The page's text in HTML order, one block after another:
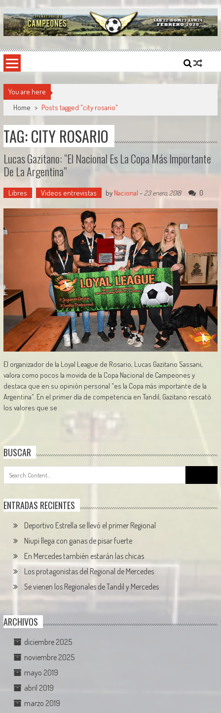
to
content
Copa Nacional de Campeones
You are here
Home > Posts tagged "city rosario"
TAG: CITY ROSARIO
Lucas Gazitano: “El Nacional Es La Copa Más Importante
De La Argentina”
Libres Videos entrevistas by Nacional - 23 enero, 2018 0
El organizador de la Loyal League de Rosario, Lucas Gazitano Sassani,
valora como pocos la movida de la Copa Nacional de Campeones y
destaca que en su opinión personal "es la Copa más importante de la
Argentina". En el primer día de competencia en Tandil, Gazitano rescató
los valores que se
BUSCAR
for:
ENTRADAS RECIENTES
Deportivo Estrella se llevó el primer Regional
Niupi llega con ganas de pisar fuerte
En Mercedes también estarán las chicas
Los protagonistas del Regional de Mercedes
Se vienen los Regionales de Tandil y Mercedes
ARCHIVOS
diciembre 2025
noviembre 2025
mayo 2019
abril 2019
marzo 2019